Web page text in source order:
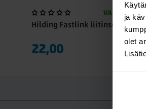
ja
olet
VARASTOSSA
Hilding Fastlink liitinsetti
22,00